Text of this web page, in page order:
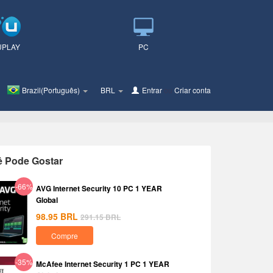
PC
Brazil(Português) BRL Entrar Criar conta
Pode Gostar
-66% AVG Internet Security 10 PC 1 YEAR
Global
98.95 BRL 291.15BRL
Compre
-35% McAfee Internet Security 1 PC 1 YEAR